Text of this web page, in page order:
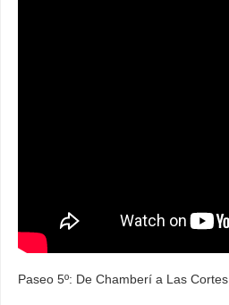
Paseo 5º: De Chamberí a Las Cortes